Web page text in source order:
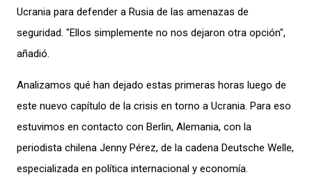
Ucrania para defender a Rusia de las amenazas de
seguridad. "Ellos simplemente no nos dejaron otra opción",
añadió.
Analizamos qué han dejado estas primeras horas luego de
este nuevo capítulo de la crisis en torno a Ucrania. Para eso
estuvimos en contacto con Berlin, Alemania, con la
periodista chilena Jenny Pérez, de la cadena Deutsche Welle,
especializada en política internacional y economía.